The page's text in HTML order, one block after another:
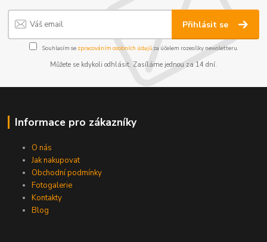
Přihlásit se
Souhlasím se zpracováním osobních údajůza účelem rozesílky newsletteru.
Můžete se kdykoli odhlásit. Zasíláme jednou za 14 dní.
Informace pro zákazníky
O nás
Jak nakupovat
Obchodní podmínky
Fotogalerie
Kontakty
Blog